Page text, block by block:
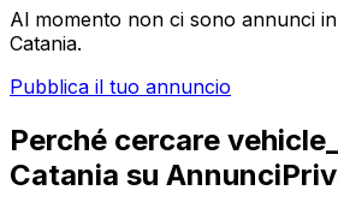
Al momento non ci sono annunci
Catania.
Pubblica il tuo annuncio
Perché cercare
Catania su